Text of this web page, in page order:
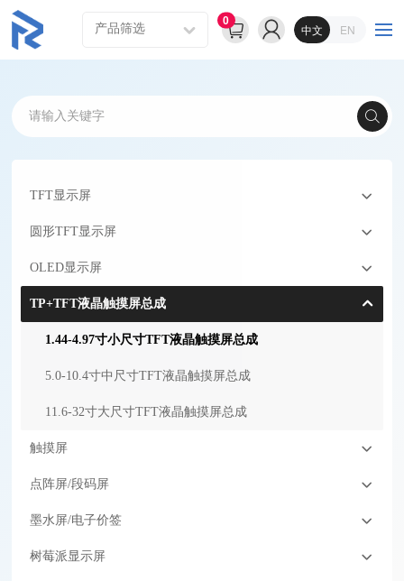
0
中文 EN
TFT显示屏
圆形TFT显示屏
OLED显示屏
TP+TFT液晶触摸屏总成
1.44-4.97寸小尺寸TFT液晶触摸屏总成
5.0-10.4寸中尺寸TFT液晶触摸屏总成
11.6-32寸大尺寸TFT液晶触摸屏总成
触摸屏
点阵屏/段码屏
墨水屏/电子价签
树莓派显示屏